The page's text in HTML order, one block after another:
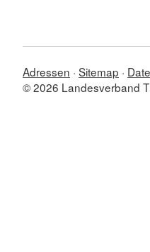
Adressen Sitemap
© 2026 Landesverband